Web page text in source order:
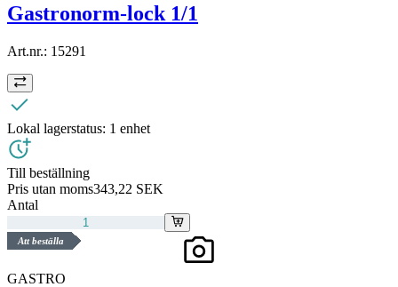
Gastronorm-lock 1/1
Art.nr.: 15291
Lokal lagerstatus: 1 enhet
Till beställning
Pris utan moms343,22 SEK
Antal
Att beställa
GASTRO